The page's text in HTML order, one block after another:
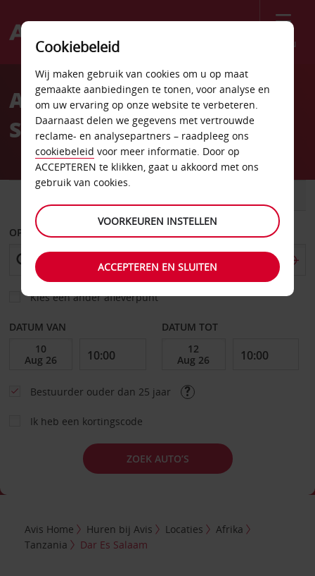
Menu
Welcome
AvisAutoverhuur Dar Es
Salaam
OPHALEN OP
Kies een ander afleverpunt
DATUM VAN DATUM TOT
Bestuurder ouder dan 25 jaar
Ik heb een kortingscode
ZOEK AUTO’S
Avis Home Huren bij Avis Locaties
Afrika
Tanzania
Dar Es Salaam
Cookiebeleid
Wij maken gebruik van cookies om u op maat
gemaakte aanbiedingen te tonen, voor analyse en
om uw ervaring op onze website te verbeteren.
Daarnaast delen we gegevens met vertrouwde
reclame- en analysepartners – raadpleeg ons
cookiebeleid voor meer informatie. Door op
ACCEPTEREN te klikken, gaat u akkoord met ons
gebruik van cookies.
VOORKEUREN INSTELLEN
ACCEPTEREN EN SLUITEN